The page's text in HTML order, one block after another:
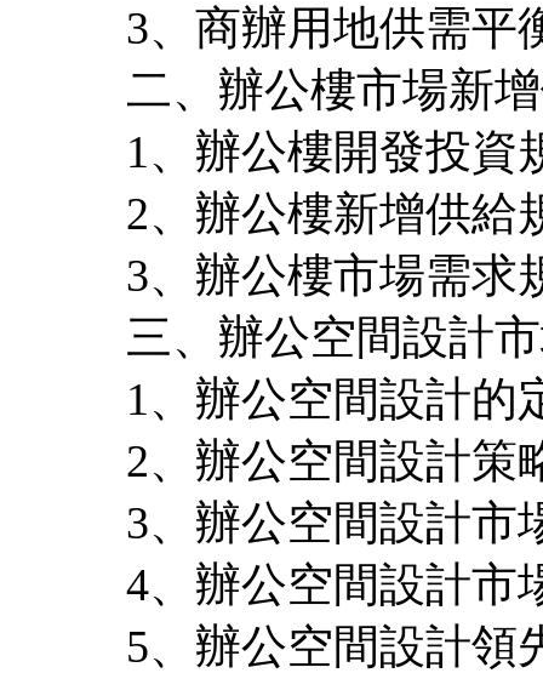
3、商辦用地供需平
二、辦公樓市場新
1、辦公樓開發投資
2、辦公樓新增供給
3、辦公樓市場需求
三、辦公空間設計
1、辦公空間設計的
2、辦公空間設計策
3、辦公空間設計市
4、辦公空間設計市
5、辦公空間設計領